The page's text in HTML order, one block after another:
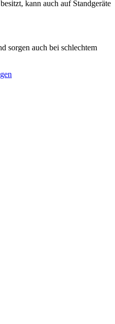
kann auch auf Standgeräte
sorgen auch bei schlechtem